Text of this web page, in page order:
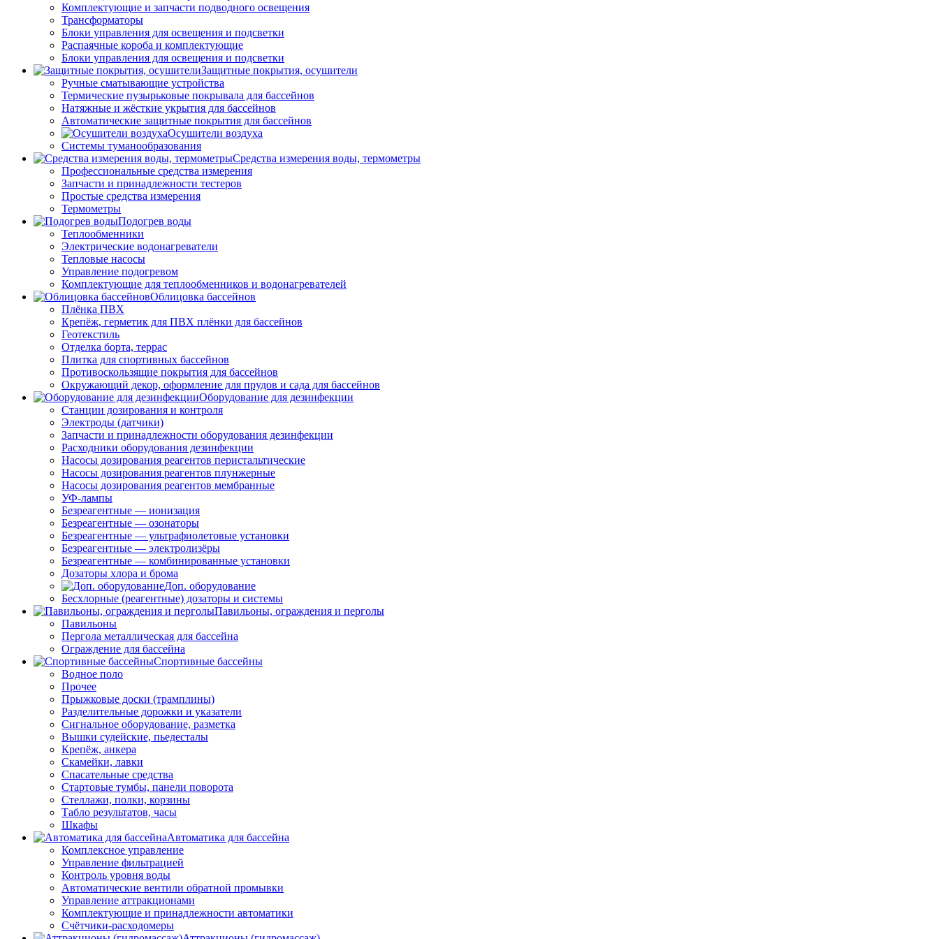
Комплектующие и запчасти подводного освещения
Трансформаторы
Блоки управления для освещения и подсветки
Распаячные короба и комплектующие
Блоки управления для освещения и подсветки
Защитные покрытия, осушители
Ручные сматывающие устройства
Термические пузырьковые покрывала для бассейнов
Натяжные и жёсткие укрытия для бассейнов
Автоматические защитные покрытия для бассейнов
Осушители воздуха
Системы туманообразования
Средства измерения воды, термометры
Профессиональные средства измерения
Запчасти и принадлежности тестеров
Простые средства измерения
Термометры
Подогрев воды
Теплообменники
Электрические водонагреватели
Тепловые насосы
Управление подогревом
Комплектующие для теплообменников и водонагревателей
Облицовка бассейнов
Плёнка ПВХ
Крепёж, герметик для ПВХ плёнки для бассейнов
Геотекстиль
Отделка борта, террас
Плитка для спортивных бассейнов
Противоскользящие покрытия для бассейнов
Окружающий декор, оформление для прудов и сада для бассейнов
Оборудование для дезинфекции
Станции дозирования и контроля
Электроды (датчики)
Запчасти и принадлежности оборудования дезинфекции
Расходники оборудования дезинфекции
Насосы дозирования реагентов перистальтические
Насосы дозирования реагентов плунжерные
Насосы дозирования реагентов мембранные
УФ-лампы
Безреагентные — ионизация
Безреагентные — озонаторы
Безреагентные — ультрафиолетовые установки
Безреагентные — электролизёры
Безреагентные — комбинированные установки
Дозаторы хлора и брома
Доп. оборудование
Бесхлорные (реагентные) дозаторы и системы
Павильоны, ограждения и перголы
Павильоны
Пергола металлическая для бассейна
Ограждение для бассейна
Спортивные бассейны
Водное поло
Прочее
Прыжковые доски (трамплины)
Разделительные дорожки и указатели
Cигнальное оборудование, разметка
Вышки судейские, пьедесталы
Крепёж, анкера
Скамейки, лавки
Спасательные средства
Стартовые тумбы, панели поворота
Стеллажи, полки, корзины
Табло результатов, часы
Шкафы
Автоматика для бассейна
Комплексное управление
Управление фильтрацией
Контроль уровня воды
Автоматические вентили обратной промывки
Управление аттракционами
Комплектующие и принадлежности автоматики
Счётчики-расходомеры